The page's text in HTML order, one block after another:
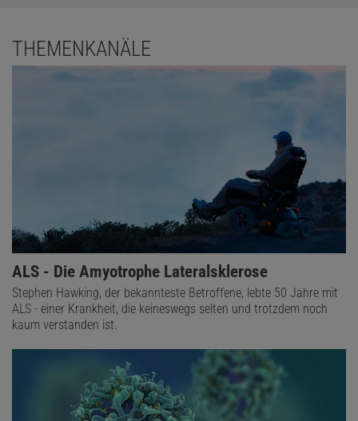
THEMENKANÄLE
ALS - Die Amyotrophe Lateralsklerose
Stephen Hawking, der bekannteste Betroffene, lebte 50 Jahre mit
ALS - einer Krankheit, die keineswegs selten und trotzdem noch
kaum verstanden ist.